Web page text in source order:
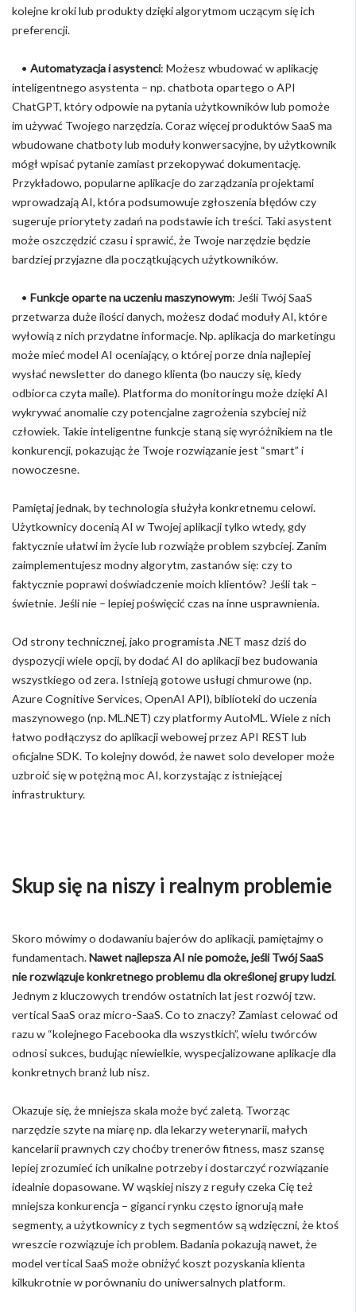
kolejne kroki lub produkty dzięki algorytmom uczącym się ich
preferencji.
• Automatyzacja i asystenci: Możesz wbudować w aplikację
inteligentnego asystenta – np. chatbota opartego o API
ChatGPT, który odpowie na pytania użytkowników lub pomoże
im używać Twojego narzędzia. Coraz więcej produktów SaaS ma
wbudowane chatboty lub moduły konwersacyjne, by użytkownik
mógł wpisać pytanie zamiast przekopywać dokumentację.
Przykładowo, popularne aplikacje do zarządzania projektami
wprowadzają AI, która podsumowuje zgłoszenia błędów czy
sugeruje priorytety zadań na podstawie ich treści. Taki asystent
może oszczędzić czasu i sprawić, że Twoje narzędzie będzie
bardziej przyjazne dla początkujących użytkowników.
• Funkcje oparte na uczeniu maszynowym: Jeśli Twój SaaS
przetwarza duże ilości danych, możesz dodać moduły AI, które
wyłowią z nich przydatne informacje. Np. aplikacja do marketingu
może mieć model AI oceniający, o której porze dnia najlepiej
wysłać newsletter do danego klienta (bo nauczy się, kiedy
odbiorca czyta maile). Platforma do monitoringu może dzięki AI
wykrywać anomalie czy potencjalne zagrożenia szybciej niż
człowiek. Takie inteligentne funkcje staną się wyróżnikiem na tle
konkurencji, pokazując że Twoje rozwiązanie jest “smart” i
nowoczesne.
Pamiętaj jednak, by technologia służyła konkretnemu celowi.
Użytkownicy docenią AI w Twojej aplikacji tylko wtedy, gdy
faktycznie ułatwi im życie lub rozwiąże problem szybciej. Zanim
zaimplementujesz modny algorytm, zastanów się: czy to
faktycznie poprawi doświadczenie moich klientów? Jeśli tak –
świetnie. Jeśli nie – lepiej poświęcić czas na inne usprawnienia.
Od strony technicznej, jako programista .NET masz dziś do
dyspozycji wiele opcji, by dodać AI do aplikacji bez budowania
wszystkiego od zera. Istnieją gotowe usługi chmurowe (np.
Azure Cognitive Services, OpenAI API), biblioteki do uczenia
maszynowego (np. ML.NET) czy platformy AutoML. Wiele z nich
łatwo podłączysz do aplikacji webowej przez API REST lub
oficjalne SDK. To kolejny dowód, że nawet solo developer może
uzbroić się w potężną moc AI, korzystając z istniejącej
infrastruktury.
Skup się na niszy i realnym problemie
Skoro mówimy o dodawaniu bajerów do aplikacji, pamiętajmy o
fundamentach.Nawet najlepsza AI nie pomoże, jeśli Twój SaaS
nie rozwiązuje konkretnego problemu dla określonej grupy ludzi.
Jednym z kluczowych trendów ostatnich lat jest rozwój tzw.
vertical SaaS oraz micro-SaaS. Co to znaczy? Zamiast celować od
razu w “kolejnego Facebooka dla wszystkich”, wielu twórców
odnosi sukces, budując niewielkie, wyspecjalizowane aplikacje dla
konkretnych branż lub nisz.
Okazuje się, że mniejsza skala może być zaletą. Tworząc
narzędzie szyte na miarę np. dla lekarzy weterynarii, małych
kancelarii prawnych czy choćby trenerów fitness, masz szansę
lepiej zrozumieć ich unikalne potrzeby i dostarczyć rozwiązanie
idealnie dopasowane. W wąskiej niszy z reguły czeka Cię też
mniejsza konkurencja – giganci rynku często ignorują małe
segmenty, a użytkownicy z tych segmentów są wdzięczni, że ktoś
wreszcie rozwiązuje ich problem. Badania pokazują nawet, że
model vertical SaaS może obniżyć koszt pozyskania klienta
kilkukrotnie w porównaniu do uniwersalnych platform.